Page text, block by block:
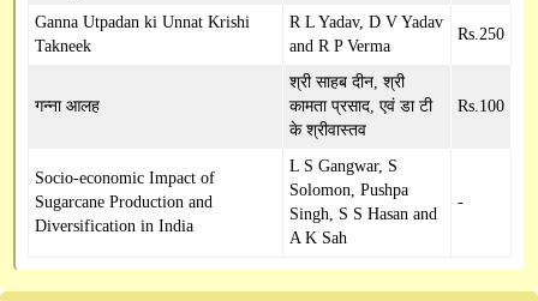
Ganna Utpadan ki Unnat Krishi
Takneek
R L Yadav, D V Yadav
and R P Verma
Rs.250
गन्ना आलह
श्री साहब दीन, श्री
कामता प्रसाद, एवं डा टी
के श्रीवास्तव
Rs.100
Socio-economic Impact of
Sugarcane Production and
Diversification in India
L S Gangwar, S
Solomon, Pushpa
Singh, S S Hasan and
A K Sah
-